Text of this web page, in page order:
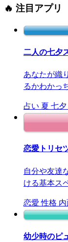
🔥 注目アプリ
二人の七夕
あなたが織
るかわかっ
占い 夏 七夕
恋愛トリセ
自分や友達
ける基本ス
恋愛 性格
幼少時のピ